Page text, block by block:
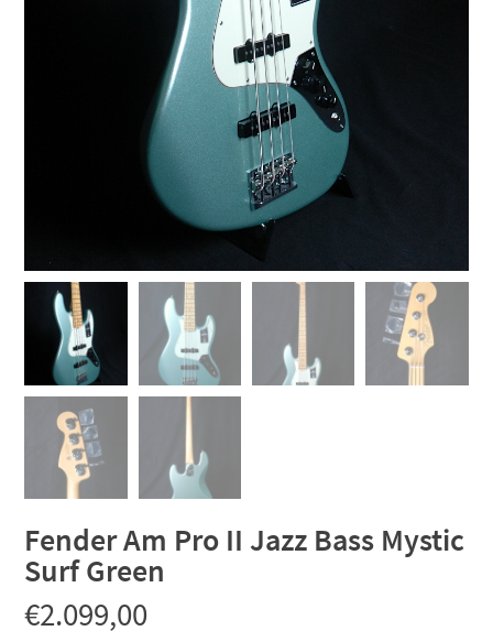
Fender Am Pro II Jazz Bass Mystic
Surf Green
€2.099,00